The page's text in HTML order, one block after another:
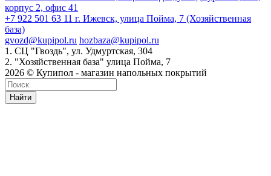
корпус 2, офис 41
+7 922 501 63 11 г. Ижевск, улица Пойма, 7 (Хозяйственная
база)
gvozd@kupipol.ru hozbaza@kupipol.ru
1. СЦ "Гвоздь", ул. Удмуртская, 304
2. "Хозяйственная база" улица Пойма, 7
2026 © Купипол - магазин напольных покрытий
Найти